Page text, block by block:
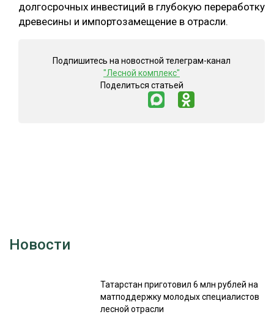
долгосрочных инвестиций в глубокую переработку
древесины и импортозамещение в отрасли.
Подпишитесь на новостной телеграм-канал
"Лесной комплекс"
Поделиться статьей
Новости
Татарстан приготовил 6 млн рублей на
матподдержку молодых специалистов
лесной отрасли